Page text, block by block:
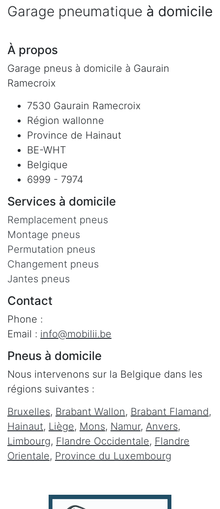
Garage pneumatique à domicile
À propos
Garage pneus à domicile à Gaurain
Ramecroix
7530 Gaurain Ramecroix
Région wallonne
Province de Hainaut
BE-WHT
Belgique
6999 - 7974
Services à domicile
Remplacement pneus
Montage pneus
Permutation pneus
Changement pneus
Jantes pneus
Contact
Phone :
Email : info@mobilii.be
Pneus à domicile
Nous intervenons sur la Belgique dans les
régions suivantes :
Bruxelles, Brabant Wallon, Brabant Flamand,
Hainaut, Liège, Mons, Namur, Anvers,
Limbourg, Flandre Occidentale, Flandre
Orientale, Province du Luxembourg